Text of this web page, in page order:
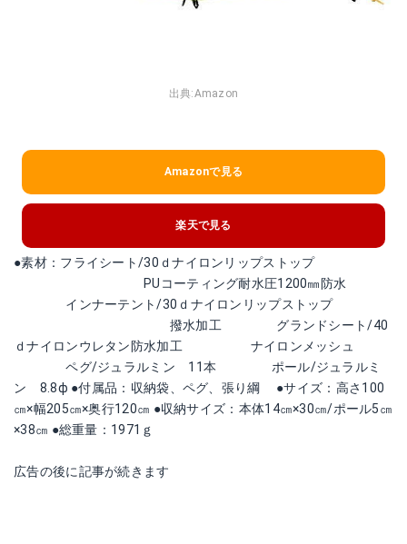
出典:Amazon
Amazonで見る
楽天で見る
●素材：フライシート/30ｄナイロンリップストップ
PUコーティング耐水圧1200㎜防水
インナーテント/30ｄナイロンリップストップ
撥水加工 グランドシート/40
ｄナイロンウレタン防水加工 ナイロンメッシュ
ペグ/ジュラルミン 11本 ポール/ジュラルミ
ン 8.8ф ●付属品：収納袋、ペグ、張り綱 ●サイズ：高さ100
㎝×幅205㎝×奥行120㎝ ●収納サイズ：本体14㎝×30㎝/ポール5㎝
×38㎝ ●総重量：1971ｇ
広告の後に記事が続きます